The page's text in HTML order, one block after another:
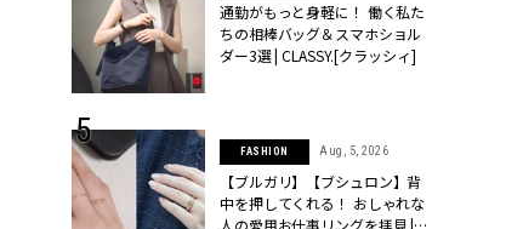
】結婚
ル黒ワ
るのが
ィ]
ティetc.
通勤がもっと身軽に！ 働く私た
ちの相棒バッグ＆スマホショル
ダー3選 | CLASSY.[クラッシィ]
FASHION Aug, 5, 2026
【ブルガリ】【ブシュロン】背
中を押してくれる！ おしゃれな